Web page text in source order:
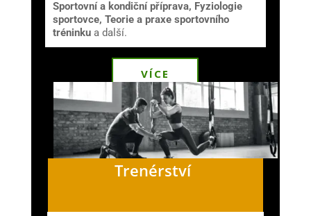
Sportovní a kondiční příprava, Fyziologie
sportovce, Teorie a praxe sportovního
tréninku a další.
VÍCE
Trenérství